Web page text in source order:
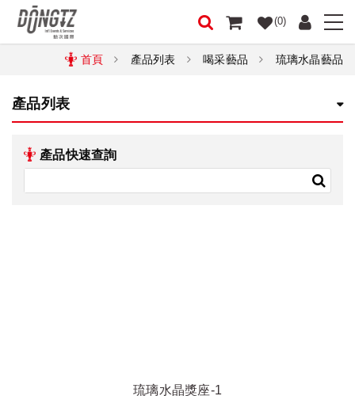
(0)
首頁 產品列表 喝采藝品 琉璃水晶藝品
產品列表
產品快速查詢